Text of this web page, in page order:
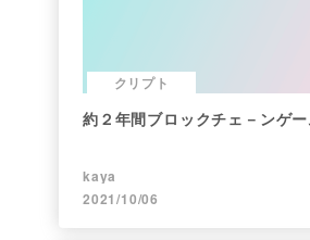
クリプト
約２年間ブロックチェ－ンゲ
kaya
2021/10/06